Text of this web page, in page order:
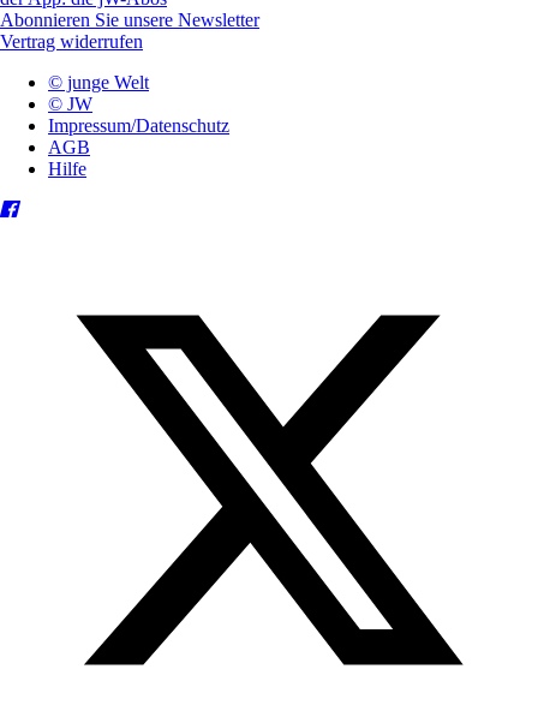
Abonnieren Sie unsere Newsletter
Vertrag widerrufen
© junge Welt
© JW
Impressum/Datenschutz
AGB
Hilfe